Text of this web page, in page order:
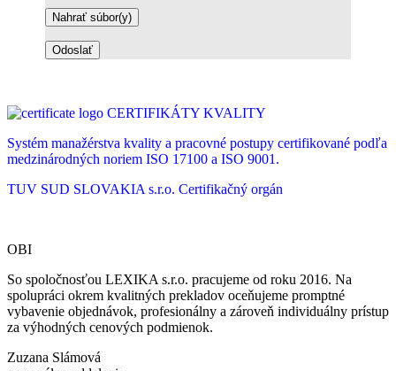
CERTIFIKÁTY KVALITY
Systém manažérstva kvality a pracovné postupy certifikované podľa
medzinárodných noriem ISO 17100 a ISO 9001.
TUV SUD SLOVAKIA s.r.o. Certifikačný orgán
OBI
So spoločnosťou LEXIKA s.r.o. pracujeme od roku 2016. Na
spolupráci okrem kvalitných prekladov oceňujeme promptné
vybavenie objednávok, profesionálny a zároveň individuálny prístup
za výhodných cenových podmienok.
Zuzana Slámová